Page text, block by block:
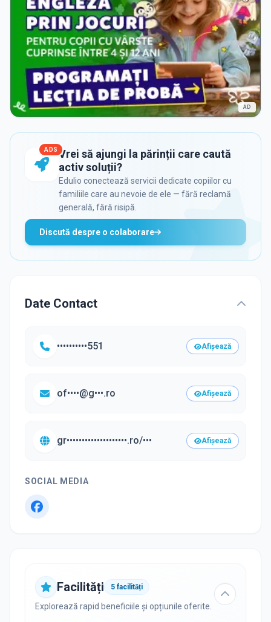
AD
ADS Vrei să ajungi la părinții care caută
activ soluții?
Edulio conectează servicii dedicate copiilor cu
familiile care au nevoie de ele — fără reclamă
generală, fără risipă.
Discută despre o colaborare
Date Contact
••••••••••551 Afișează
of••••@g•••.ro Afișează
gr••••••••••••••••••••.ro/••• Afișează
SOCIAL MEDIA
Facilități 5 facilități
Explorează rapid beneficiile și opțiunile oferite.